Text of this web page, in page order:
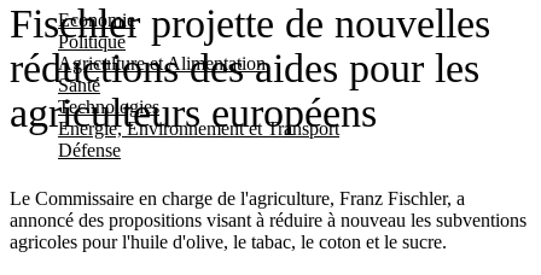
Economie
Politique
Agriculture et Alimentation
Santé
Technologies
Energie, Environnement et Transport
Défense
Fischler projette de nouvelles
réductions des aides pour les
agriculteurs européens
Le Commissaire en charge de l'agriculture, Franz Fischler, a
annoncé des propositions visant à réduire à nouveau les subventions
agricoles pour l'huile d'olive, le tabac, le coton et le sucre.